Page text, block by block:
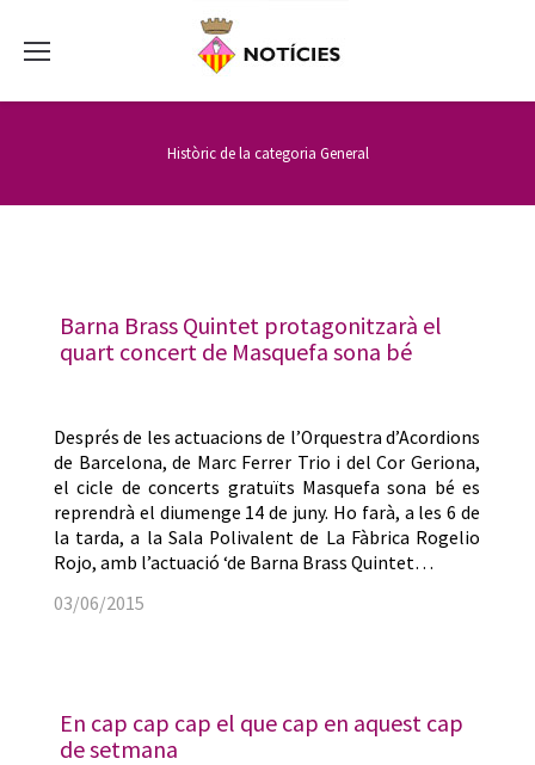
Històric de la categoria General
Barna Brass Quintet protagonitzarà el
quart concert de Masquefa sona bé
Després de les actuacions de l’Orquestra d’Acordions
de Barcelona, de Marc Ferrer Trio i del Cor Geriona,
el cicle de concerts gratuïts Masquefa sona bé es
reprendrà el diumenge 14 de juny. Ho farà, a les 6 de
la tarda, a la Sala Polivalent de La Fàbrica Rogelio
Rojo, amb l’actuació ‘de Barna Brass Quintet…
03/06/2015
En cap cap cap el que cap en aquest cap
de setmana